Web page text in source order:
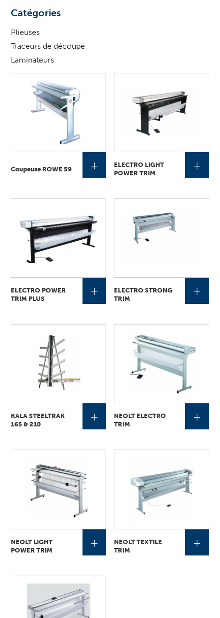
Catégories
Plieuses
Traceurs de découpe
Laminateurs
Coupeuse ROWE 59 +
ELECTRO LIGHT
POWER TRIM
+
ELECTRO POWER
TRIM PLUS
+
ELECTRO STRONG
TRIM
+
KALA STEELTRAK
165 & 210
+
NEOLT ELECTRO
TRIM
+
NEOLT LIGHT
POWER TRIM
+
NEOLT TEXTILE
TRIM
+